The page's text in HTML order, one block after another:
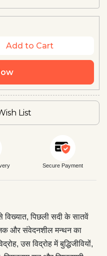
Add to Cart
List
Secure Payment
विख्यात, पिछली सदी के सातवें
और संवेदनशील मन्थन का
उस विद्रोह में बुद्धिजीवियों,